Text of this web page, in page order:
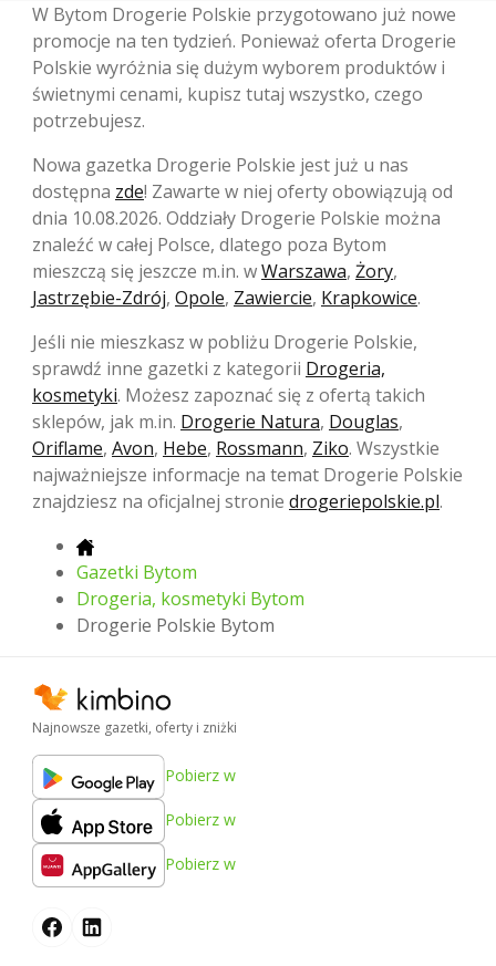
W Bytom Drogerie Polskie przygotowano już nowe
promocje na ten tydzień. Ponieważ oferta Drogerie
Polskie wyróżnia się dużym wyborem produktów i
świetnymi cenami, kupisz tutaj wszystko, czego
potrzebujesz.
Nowa gazetka Drogerie Polskie jest już u nas
dostępna zde! Zawarte w niej oferty obowiązują od
dnia 10.08.2026. Oddziały Drogerie Polskie można
znaleźć w całej Polsce, dlatego poza Bytom
mieszczą się jeszcze m.in. wWarszawa, Żory,
Jastrzębie-Zdrój, Opole, Zawiercie, Krapkowice.
Jeśli nie mieszkasz w pobliżu Drogerie Polskie,
sprawdź inne gazetki z kategorii Drogeria,
kosmetyki. Możesz zapoznać się z ofertą takich
sklepów, jak m.in. Drogerie Natura, Douglas,
Oriflame, Avon, Hebe, Rossmann, Ziko. Wszystkie
najważniejsze informacje na temat Drogerie Polskie
znajdziesz na oficjalnej stronie drogeriepolskie.pl.
Gazetki Bytom
Drogeria, kosmetyki Bytom
Drogerie Polskie Bytom
Najnowsze gazetki, oferty i zniżki
Pobierz w
Pobierz w
Pobierz w